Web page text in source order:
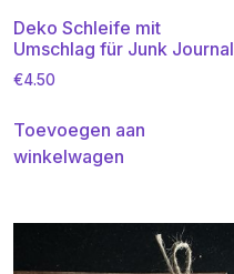
Deko Schleife mit
Umschlag für Junk Journal
€4.50
Toevoegen aan
winkelwagen